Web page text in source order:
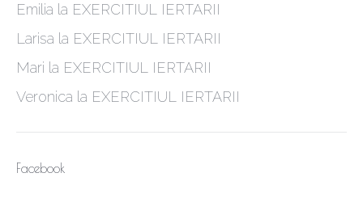
Emilia la EXERCITIUL IERTARII
Larisa la EXERCITIUL IERTARII
Mari la EXERCITIUL IERTARII
Veronica la EXERCITIUL IERTARII
Facebook